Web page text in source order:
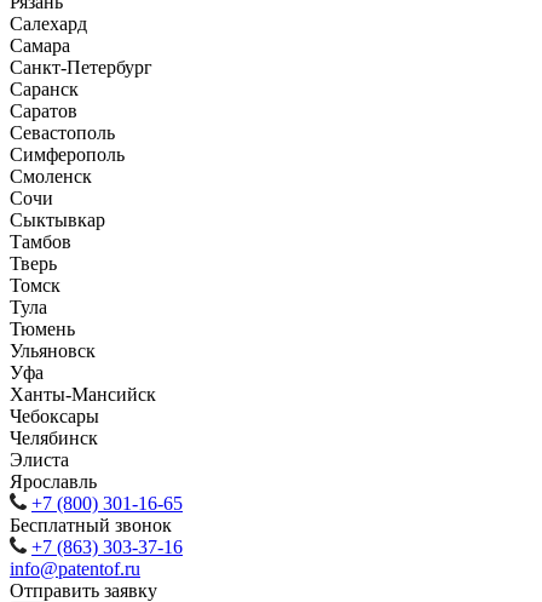
Салехард
Самара
Санкт-Петербург
Саранск
Саратов
Севастополь
Симферополь
Смоленск
Сочи
Сыктывкар
Тамбов
Тверь
Томск
Тула
Тюмень
Ульяновск
Уфа
Ханты-Мансийск
Чебоксары
Челябинск
Элиста
Ярославль
+7 (800) 301-16-65
Бесплатный звонок
+7 (863) 303-37-16
info@patentof.ru
Отправить заявку